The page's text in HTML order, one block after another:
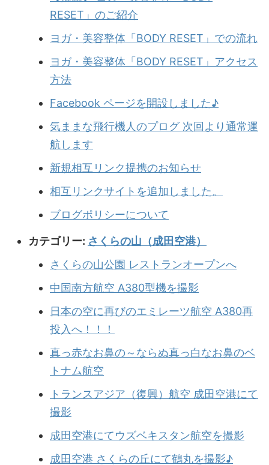
RESET」のご紹介
ヨガ・美容整体「BODY RESET」での流れ
ヨガ・美容整体「BODY RESET」アクセス
方法
Facebook ページを開設しました♪
気ままな飛行機人のプログ 次回より通常運
航します
新規相互リンク提携のお知らせ
相互リンクサイトを追加しました。
ブログポリシーについて
カテゴリー: さくらの山（成田空港）
さくらの山公園 レストランオープンへ
中国南方航空 A380型機を撮影
日本の空に再びのエミレーツ航空 A380再
投入へ！！！
真っ赤なお鼻の～ならぬ真っ白なお鼻のベ
トナム航空
トランスアジア（復興）航空 成田空港にて
撮影
成田空港にてウズベキスタン航空を撮影
成田空港 さくらの丘にて鶴丸を撮影♪